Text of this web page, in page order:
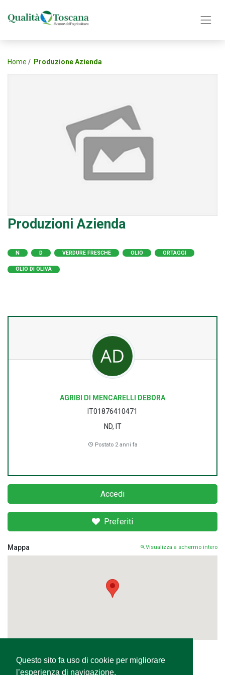
Questo sito fa uso di cookie per migliorare
l’esperienza di navigazione,
Home Produzione Azienda
Produzioni Azienda
N D VERDURE FRESCHE OLIO ORTAGGI
OLIO DI OLIVA
AGRIBI DI MENCARELLI DEBORA
IT01876410471
ND, IT
Postato 2 anni fa
Accedi
Preferiti
Mappa Visualizza a schermo intero
Condividi